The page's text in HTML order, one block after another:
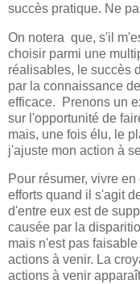
succès pratique. Ne
On notera que, s'il
choisir parmi une
réalisables, le succès
par la connaissance
efficace. Prenons un
sur l'opportunité de
mais, une fois élu, le
j'ajuste mon action à
Pour résumer, vivre
efforts quand il s'agit
d'entre eux est de
causée par la
mais n'est pas
actions à venir. La
actions à venir